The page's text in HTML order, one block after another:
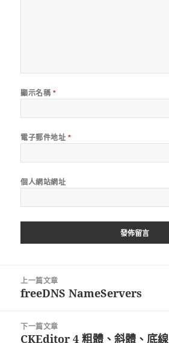
顯示名稱 *
電子郵件地址 *
個人網站網址
上一篇文章
上
篇
文
freeDNS NameServers
下一篇文章
下
CKEditor 4 粗體、斜體、底